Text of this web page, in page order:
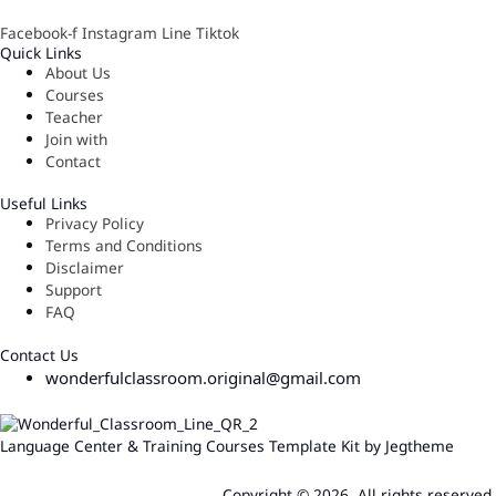
Facebook-fInstagram Line Tiktok
Quick Links
About Us
Courses
Teacher
Join with
Contact
Useful Links
Privacy Policy
Terms and Conditions
Disclaimer
Support
FAQ
Contact Us
wonderfulclassroom.original@gmail.com
Language Center & Training Courses Template Kit by Jegtheme